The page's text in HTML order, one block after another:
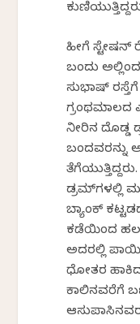
ಹೀಗೆ
ಬಂದು
ಸುಭಾಷ್
ಗ್ರಂಥಮಾಲದ
ನೀರಿನ ದೊಡ್ಡ
ಬಂದವರನ್ನು
ಡ್ರಮ್‌ಗಳಲ್ಲಿ
ಬ್ಯಾಂಕ್
ಕಡೆಯಿಂದ
ಅದರಲ್ಲಿ
ಧೋತರ
ಕಾಲಿನವರೆಗೆ